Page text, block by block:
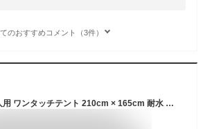
のおすすめコメント（3件）
テント ワンタッチ 一人用 ワンタッチテント 210cm × 165cm 耐水 遮熱 UVカット ソロテント 耐水圧 1,500mm 前室 ダブルウォール 自立型 ドームテント キャンプテント ソロキャンプ アウトドア FIELDOOR ワンタッチテント100 ●[送料無料]